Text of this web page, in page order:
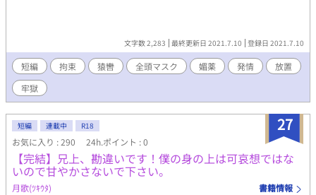
文字数 2,283 最終更新日 2021.7.10 登録日 2021.7.10
短編 拘束 猿轡 全頭マスク 媚薬 発情
放置
牢獄
27
短編 連載中 R18
お気に入り : 290 24h.ポイント : 0
【完結】兄上、勘違いです！僕の身の上は可哀想ではな
いので甘やかさないで下さい。
月歌(ﾂｷｳﾀ) 書籍情報